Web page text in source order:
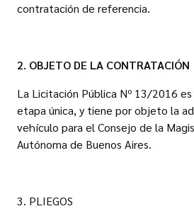
contratación de referencia.
2. OBJETO DE LA CONTRATACIÓN
La Licitación Pública Nº 13/2016
etapa única, y tiene por objeto la
vehículo para el Consejo de la
Autónoma de Buenos Aires.
3. PLIEGOS